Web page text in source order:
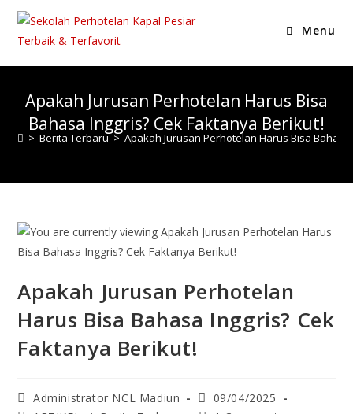
Menu
Apakah Jurusan Perhotelan Harus Bisa
Bahasa Inggris? Cek Faktanya Berikut!
> Berita Terbaru > Apakah Jurusan Perhotelan Harus Bisa
Apakah Jurusan Perhotelan
Harus Bisa Bahasa Inggris? Cek
Faktanya Berikut!
Administrator NCL Madiun
09/04/2025